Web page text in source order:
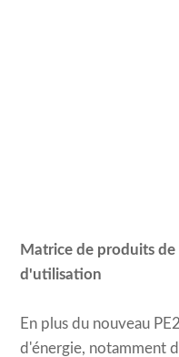
Matrice de produits
d'utilisation
En plus du nouveau
d'énergie, notamment